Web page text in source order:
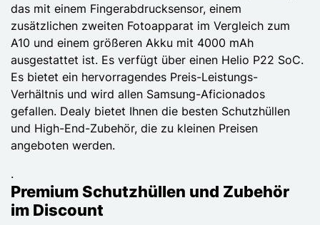
das mit einem Fingerabdrucksensor, einem
zusätzlichen zweiten Fotoapparat im Vergleich zum
A10 und einem größeren Akku mit 4000 mAh
ausgestattet ist. Es verfügt über einen Helio P22 SoC.
Es bietet ein hervorragendes Preis-Leistungs-
Verhältnis und wird allen Samsung-Aficionados
gefallen. Dealy bietet Ihnen die besten Schutzhüllen
und High-End-Zubehör, die zu kleinen Preisen
angeboten werden.
.
Premium Schutzhüllen und Zubehör
im Discount